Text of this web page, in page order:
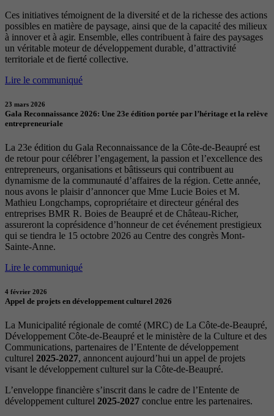
Ces initiatives témoignent de la diversité et de la richesse des actions
possibles en matière de paysage, ainsi que de la capacité des milieux
à innover et à agir. Ensemble, elles contribuent à faire des paysages
un véritable moteur de développement durable, d’attractivité
territoriale et de fierté collective.
Lire le communiqué
23 mars 2026
Gala Reconnaissance 2026: Une 23e édition portée par l’héritage et la relève
entrepreneuriale
La 23e édition du Gala Reconnaissance de la Côte-de-Beaupré est
de retour pour célébrer l’engagement, la passion et l’excellence des
entrepreneurs, organisations et bâtisseurs qui contribuent au
dynamisme de la communauté d’affaires de la région. Cette année,
nous avons le plaisir d’annoncer que Mme Lucie Boies et M.
Mathieu Longchamps, copropriétaire et directeur général des
entreprises BMR R. Boies de Beaupré et de Château-Richer,
assureront la coprésidence d’honneur de cet événement prestigieux
qui se tiendra le 15 octobre 2026 au Centre des congrès Mont-
Sainte-Anne.
Lire le communiqué
4 février 2026
Appel de projets en développement culturel 2026
La Municipalité régionale de comté (MRC) de La Côte-de-Beaupré,
Développement Côte-de-Beaupré et le ministère de la Culture et des
Communications, partenaires de l’Entente de développement
culturel 2025-2027, annoncent aujourd’hui un appel de projets
visant le développement culturel sur la Côte-de-Beaupré.
L’enveloppe financière s’inscrit dans le cadre de l’Entente de
développement culturel 2025-2027 conclue entre les partenaires.